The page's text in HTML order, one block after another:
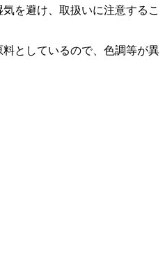
を避け、取扱いに注意するこ
としているので、色調等が異